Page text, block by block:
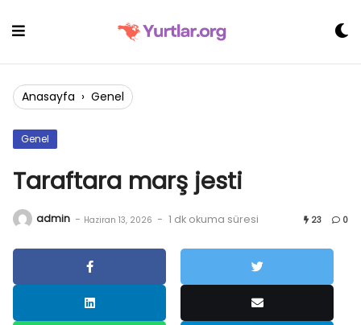
Anasayfa › Genel
Genel
Taraftara marş jesti
admin - Haziran 13, 2026 - 1 dk okuma süresi 23 0